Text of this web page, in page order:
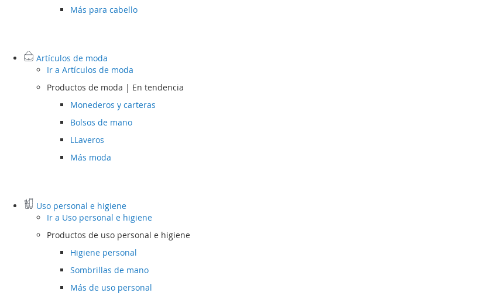
Más para cabello
Artículos de moda
Ir a Artículos de moda
Productos de moda | En tendencia
Monederos y carteras
Bolsos de mano
LLaveros
Más moda
Uso personal e higiene
Ir a Uso personal e higiene
Productos de uso personal e higiene
Higiene personal
Sombrillas de mano
Más de uso personal